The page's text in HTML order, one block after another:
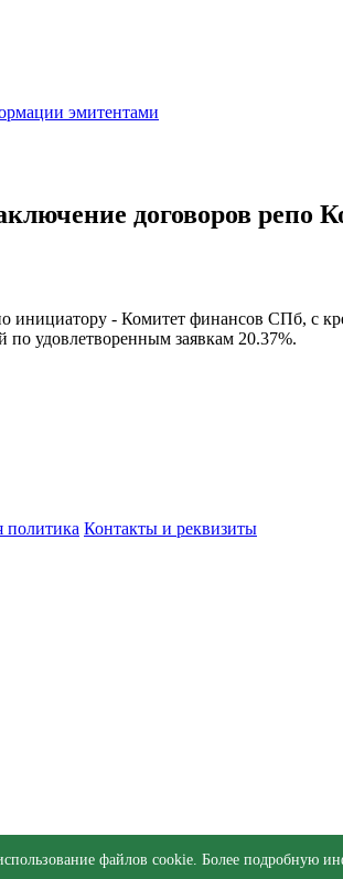
эмитентами
договоров репо
инициатору - Комитет финансов СПб, с
по удовлетворенным заявкам 20.37%.
политика Контакты и реквизиты
файлов cookie. Более подробную